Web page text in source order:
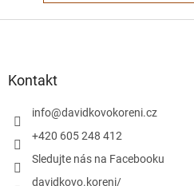
Kontakt
info@davidkovokoreni.cz
+420 605 248 412
Sledujte nás na Facebooku
davidkovo.koreni/